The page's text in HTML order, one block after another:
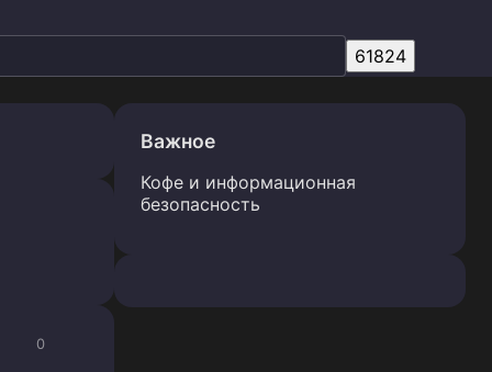
0
Важное
Кофе и информационная
безопасность